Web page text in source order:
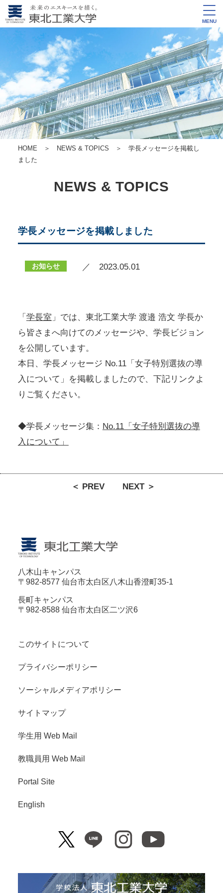
MENU
HOME ＞ NEWS & TOPICS ＞ 学長メッセージを掲載し
ました
NEWS & TOPICS
学長メッセージを掲載しました
お知らせ ／ 2023.05.01
「 学長室 」では、東北工業大学 渡邉 浩文 学長か
ら皆さまへ向けてのメッセージや、学長ビジョン
を公開しています。
本日、学長メッセージ No.11「女子特別選抜の導
入について」を掲載しましたので、下記リンクよ
りご覧ください。
◆学長メッセージ集： No.11「女子特別選抜の導
入について」
＜ PREV NEXT ＞
八木山キャンパス
〒982-8577 仙台市太白区八木山香澄町35-1
長町キャンパス
〒982-8588 仙台市太白区二ツ沢6
このサイトについて
プライバシーポリシー
ソーシャルメディアポリシー
サイトマップ
学生用 Web Mail
教職員用 Web Mail
Portal Site
English